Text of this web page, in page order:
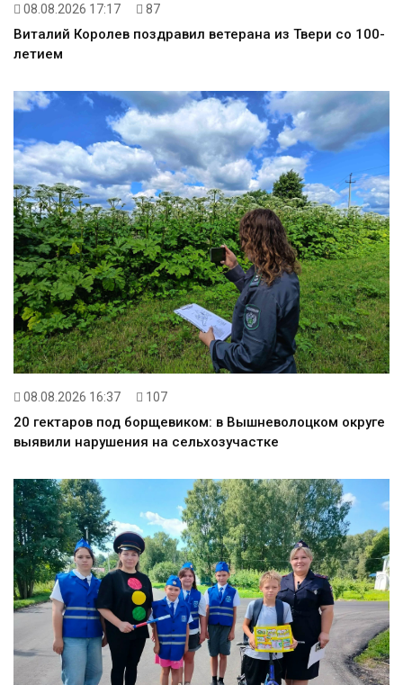
08.08.2026 17:17 87
Виталий Королев поздравил ветерана из Твери со 100-
летием
08.08.2026 16:37 107
20 гектаров под борщевиком: в Вышневолоцком округе
выявили нарушения на сельхозучастке